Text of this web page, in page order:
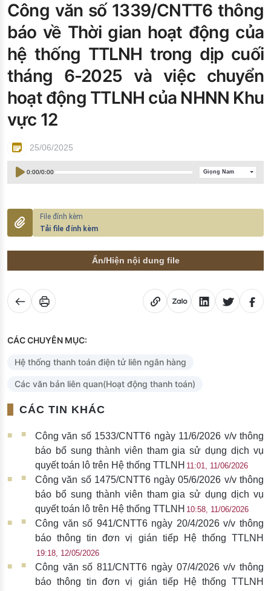
Đào tạo ISO
Công văn số 1339/CNTT6 thông
báo về Thời gian hoạt động của
hệ thống TTLNH trong dịp cuối
tháng 6-2025 và việc chuyển
hoạt động TTLNH của NHNN Khu
vực 12
25/06/2025
0:00/0:00 Giọng Nam
Tải file đính kèm
Ẩn/Hiện nội dung file
CÁC CHUYÊN MỤC:
Hệ thống thanh toán điện tử liên ngân hàng
Các văn bản liên quan(Hoạt động thanh toán)
CÁC TIN KHÁC
Công văn số 1533/CNTT6 ngày 11/6/2026 v/v thông
báo bổ sung thành viên tham gia sử dụng dịch vụ
quyết toán lô trên Hệ thống TTLNH 11:01, 11/06/2026
Công văn số 1475/CNTT6 ngày 05/6/2026 v/v thông
báo bổ sung thành viên tham gia sử dụng dịch vụ
quyết toán lô trên Hệ thống TTLNH 10:58, 11/06/2026
Công văn số 941/CNTT6 ngày 20/4/2026 v/v thông
báo thông tin đơn vị gián tiếp Hệ thống TTLNH
19:18, 12/05/2026
Công văn số 811/CNTT6 ngày 07/4/2026 v/v thông
báo thông tin đơn vị gián tiếp Hệ thống TTLNH